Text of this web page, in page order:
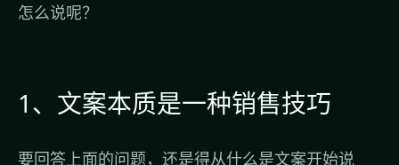
怎么说呢？
1、文案本质是一种销售技巧
要回答上面的问题，还是得从什么是文案开始说